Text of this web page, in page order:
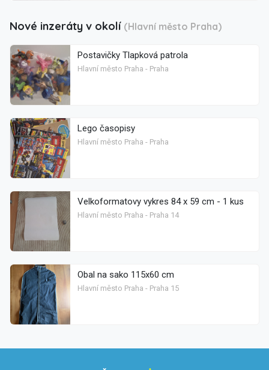
Nové inzeráty v okolí (Hlavní město Praha)
Postavičky Tlapková patrola
Hlavní město Praha - Praha
Lego časopisy
Hlavní město Praha - Praha
Velkoformatovy vykres 84 x 59 cm - 1 kus
Hlavní město Praha - Praha 14
Obal na sako 115x60 cm
Hlavní město Praha - Praha 15